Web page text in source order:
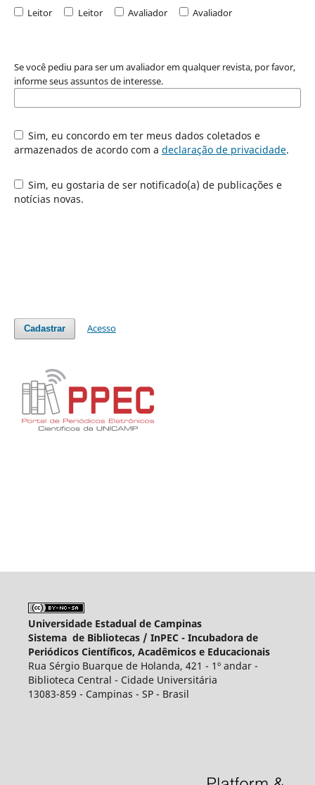
Leitor Leitor Avaliador Avaliador
Se você pediu para ser um avaliador em qualquer revista, por favor,
informe seus assuntos de interesse.
Sim, eu concordo em ter meus dados coletados e
armazenados de acordo com a declaração de privacidade.
Sim, eu gostaria de ser notificado(a) de publicações e
notícias novas.
Cadastrar Acesso
Universidade Estadual de Campinas
Sistema de Bibliotecas / InPEC - Incubadora de
Periódicos Científicos, Acadêmicos e Educacionais
Rua Sérgio Buarque de Holanda, 421 - 1º andar -
Biblioteca Central - Cidade Universitária
13083-859 - Campinas - SP - Brasil